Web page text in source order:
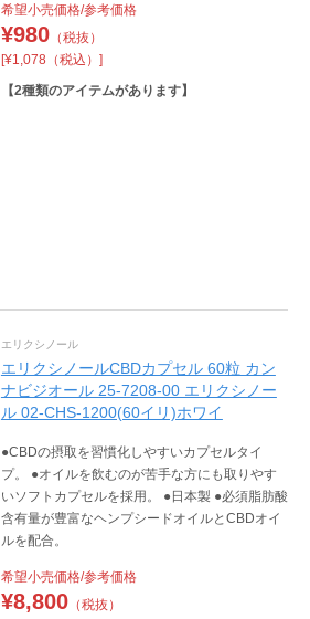
希望小売価格/参考価格
¥980（税抜）
[¥1,078（税込）]
【2種類のアイテムがあります】
エリクシノール
エリクシノールCBDカプセル 60粒 カン
ナビジオール 25-7208-00 エリクシノー
ル 02-CHS-1200(60イリ)ホワイ
●CBDの摂取を習慣化しやすいカプセルタイ
プ。 ●オイルを飲むのが苦手な方にも取りやす
いソフトカプセルを採用。 ●日本製 ●必須脂肪酸
含有量が豊富なヘンプシードオイルとCBDオイ
ルを配合。
希望小売価格/参考価格
¥8,800（税抜）